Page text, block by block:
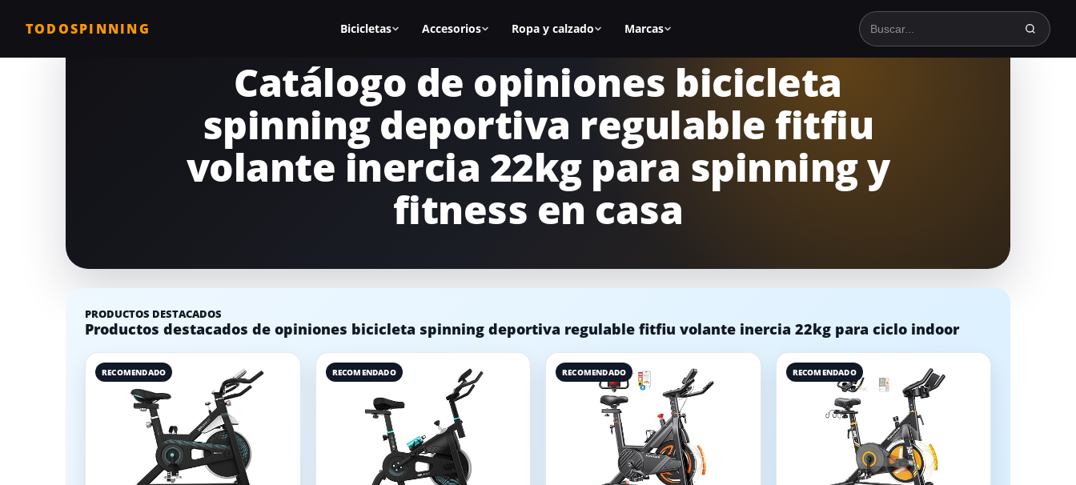
TODOSPINNING Buscar en TodoSpinning
Bicicletas
Todas las bicicletas
Bicicleta profesional
Bicicletas baratas
Bicicleta magnética
Comparativa de bicicletas
Accesorios
Todos los accesorios
Sillines
Alfombrillas
Accesorios manillar
Equipamiento para casa
Ropa y calzado
Zapatillas spinning
Zapatillas mujer
Mejores zapatillas
Calas para zapatillas
Marcas de calzado
Marcas
BH Fitness
Salter
Diadora
Schwinn
Catálogo de opiniones bicicleta
spinning deportiva regulable fitfiu
volante inercia 22kg para spinning y
fitness en casa
PRODUCTOS DESTACADOS
Productos destacados de opiniones bicicleta spinning deportiva regulable fitfiu volante inercia 22kg para ciclo indoor
RECOMENDADO RECOMENDADO RECOMENDADO RECOMENDADO